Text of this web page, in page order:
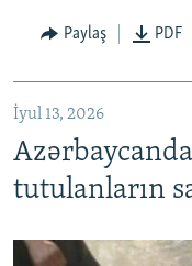
Paylaş PDF
İyul 13, 2026
tutulanların